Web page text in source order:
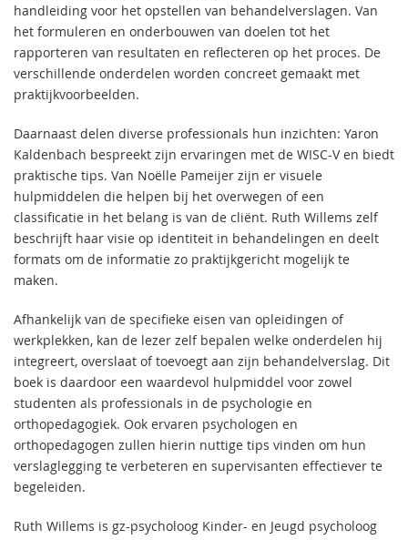
handleiding voor het opstellen van behandelverslagen. Van
het formuleren en onderbouwen van doelen tot het
rapporteren van resultaten en reflecteren op het proces. De
verschillende onderdelen worden concreet gemaakt met
praktijkvoorbeelden.
Daarnaast delen diverse professionals hun inzichten: Yaron
Kaldenbach bespreekt zijn ervaringen met de WISC-V en biedt
praktische tips. Van Noëlle Pameijer zijn er visuele
hulpmiddelen die helpen bij het overwegen of een
classificatie in het belang is van de cliënt. Ruth Willems zelf
beschrijft haar visie op identiteit in behandelingen en deelt
formats om de informatie zo praktijkgericht mogelijk te
maken.
Afhankelijk van de specifieke eisen van opleidingen of
werkplekken, kan de lezer zelf bepalen welke onderdelen hij
integreert, overslaat of toevoegt aan zijn behandelverslag. Dit
boek is daardoor een waardevol hulpmiddel voor zowel
studenten als professionals in de psychologie en
orthopedagogiek. Ook ervaren psychologen en
orthopedagogen zullen hierin nuttige tips vinden om hun
verslaglegging te verbeteren en supervisanten effectiever te
begeleiden.
Ruth Willems is gz-psycholoog Kinder- en Jeugd psycholoog